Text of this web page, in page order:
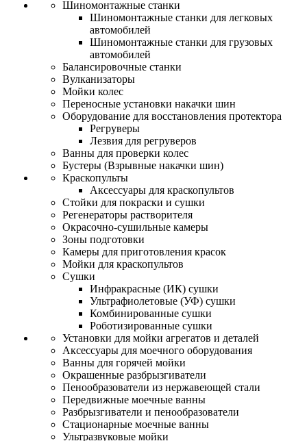
Шиномонтажные станки
Шиномонтажные станки для легковых
автомобилей
Шиномонтажные станки для грузовых
автомобилей
Балансировочные станки
Вулканизаторы
Мойки колес
Переносные установки накачки шин
Оборудование для восстановления протектора
Регруверы
Лезвия для регруверов
Ванны для проверки колес
Бустеры (Взрывные накачки шин)
Краскопульты
Аксессуары для краскопультов
Стойки для покраски и сушки
Регенераторы растворителя
Окрасочно-сушильные камеры
Зоны подготовки
Камеры для приготовления красок
Мойки для краскопультов
Сушки
Инфракрасные (ИК) сушки
Ультрафиолетовые (УФ) сушки
Комбинированные сушки
Роботизированные сушки
Установки для мойки агрегатов и деталей
Аксессуары для моечного оборудования
Ванны для горячей мойки
Окрашенные разбрызгиватели
Пенообразователи из нержавеющей стали
Передвижные моечные ванны
Разбрызгиватели и пенообразователи
Стационарные моечные ванны
Ультразвуковые мойки